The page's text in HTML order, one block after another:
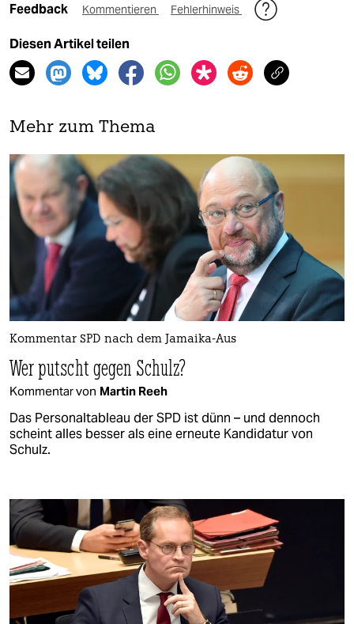
Feedback Kommentieren Fehlerhinweis
Diesen Artikel teilen
Mehr zum Thema
Kommentar SPD nach dem Jamaika-Aus
Wer putscht gegen Schulz?
Kommentar von Martin Reeh
Das Personaltableau der SPD ist dünn – und dennoch
scheint alles besser als eine erneute Kandidatur von
Schulz.